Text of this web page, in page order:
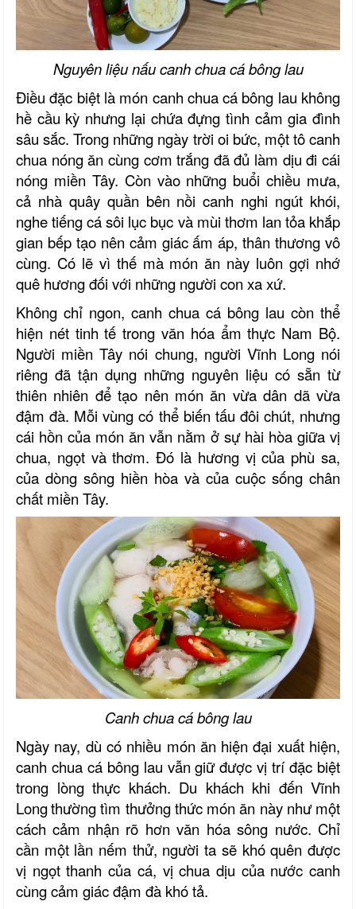
Nguyên liệu nấu canh chua cá bông lau
Điều đặc biệt là món canh chua cá bông lau không
hề cầu kỳ nhưng lại chứa đựng tình cảm gia đình
sâu sắc. Trong những ngày trời oi bức, một tô canh
chua nóng ăn cùng cơm trắng đã đủ làm dịu đi cái
nóng miền Tây. Còn vào những buổi chiều mưa,
cả nhà quây quần bên nồi canh nghi ngút khói,
nghe tiếng cá sôi lục bục và mùi thơm lan tỏa khắp
gian bếp tạo nên cảm giác ấm áp, thân thương vô
cùng. Có lẽ vì thế mà món ăn này luôn gợi nhớ
quê hương đối với những người con xa xứ.
Không chỉ ngon, canh chua cá bông lau còn thể
hiện nét tinh tế trong văn hóa ẩm thực Nam Bộ.
Người miền Tây nói chung, người Vĩnh Long nói
riêng đã tận dụng những nguyên liệu có sẵn từ
thiên nhiên để tạo nên món ăn vừa dân dã vừa
đậm đà. Mỗi vùng có thể biến tấu đôi chút, nhưng
cái hồn của món ăn vẫn nằm ở sự hài hòa giữa vị
chua, ngọt và thơm. Đó là hương vị của phù sa,
của dòng sông hiền hòa và của cuộc sống chân
chất miền Tây.
Canh chua cá bông lau
Ngày nay, dù có nhiều món ăn hiện đại xuất hiện,
canh chua cá bông lau vẫn giữ được vị trí đặc biệt
trong lòng thực khách. Du khách khi đến Vĩnh
Longthường tìm thưởng thức món ăn này như một
cách cảm nhận rõ hơn văn hóa sông nước. Chỉ
cần một lần nếm thử, người ta sẽ khó quên được
vị ngọt thanh của cá, vị chua dịu của nước canh
cùng cảm giác đậm đà khó tả.